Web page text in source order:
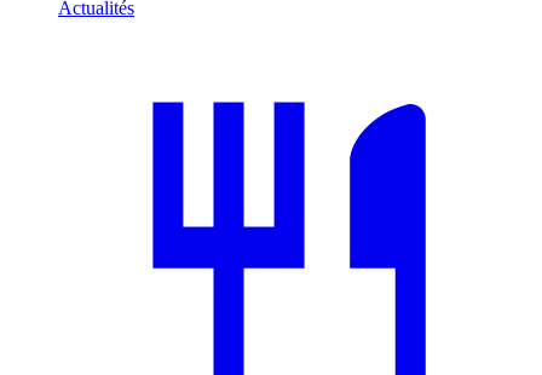
Actualités